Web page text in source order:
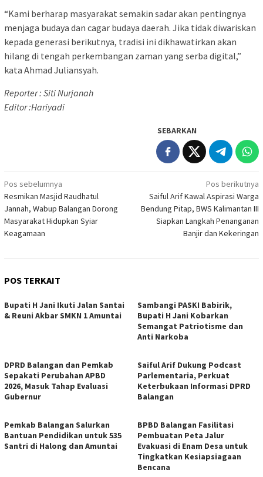
“Kami berharap masyarakat semakin sadar akan pentingnya
menjaga budaya dan cagar budaya daerah. Jika tidak diwariskan
kepada generasi berikutnya, tradisi ini dikhawatirkan akan
hilang di tengah perkembangan zaman yang serba digital,”
kata Ahmad Juliansyah.
Reporter : Siti Nurjanah
Editor :Hariyadi
SEBARKAN
Navigasi
pos
Pos sebelumnya
Resmikan Masjid Raudhatul
Jannah, Wabup Balangan Dorong
Masyarakat Hidupkan Syiar
Keagamaan
Pos berikutnya
Saiful Arif Kawal Aspirasi Warga
Bendung Pitap, BWS Kalimantan III
Siapkan Langkah Penanganan
Banjir dan Kekeringan
POS TERKAIT
Bupati H Jani Ikuti Jalan Santai
& Reuni Akbar SMKN 1 Amuntai
Sambangi PASKI Babirik,
Bupati H Jani Kobarkan
Semangat Patriotisme dan
Anti Narkoba
DPRD Balangan dan Pemkab
Sepakati Perubahan APBD
2026, Masuk Tahap Evaluasi
Gubernur
Saiful Arif Dukung Podcast
Parlementaria, Perkuat
Keterbukaan Informasi DPRD
Balangan
Pemkab Balangan Salurkan
Bantuan Pendidikan untuk 535
Santri di Halong dan Amuntai
BPBD Balangan Fasilitasi
Pembuatan Peta Jalur
Evakuasi di Enam Desa untuk
Tingkatkan Kesiapsiagaan
Bencana